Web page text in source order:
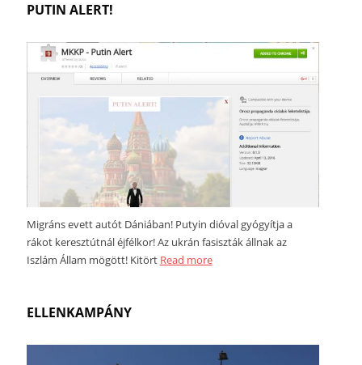
PUTIN ALERT!
Migráns evett autót Dániában! Putyin dióval gyógyítja a
rákot keresztútnál éjfélkor! Az ukrán fasiszták állnak az
Iszlám Állam mögött! Kitört Read more
ELLENKAMPÁNY